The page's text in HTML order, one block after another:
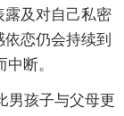
露及对自己私密
恋仍会持续到
断。
男孩子与父母更